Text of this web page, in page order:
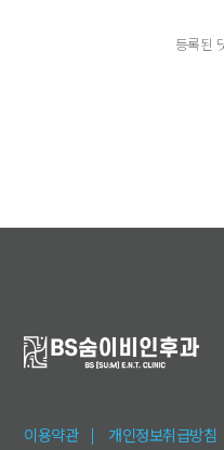
등록된
이용약관 개인정보취급방침